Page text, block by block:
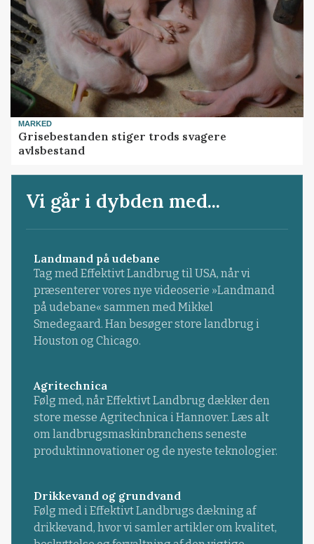
MARKED
Grisebestanden stiger trods svagere
avlsbestand
Vi går i dybden med...
Landmand på udebane
Tag med Effektivt Landbrug til USA, når vi
præsenterer vores nye videoserie »Landmand
på udebane« sammen med Mikkel
Smedegaard. Han besøger store landbrug i
Houston og Chicago.
Agritechnica
Følg med, når Effektivt Landbrug dækker den
store messe Agritechnica i Hannover. Læs alt
om landbrugsmaskinbranchens seneste
produktinnovationer og de nyeste teknologier.
Drikkevand og grundvand
Følg med i Effektivt Landbrugs dækning af
drikkevand, hvor vi samler artikler om kvalitet,